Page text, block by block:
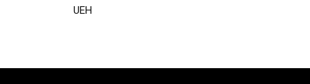
UEH